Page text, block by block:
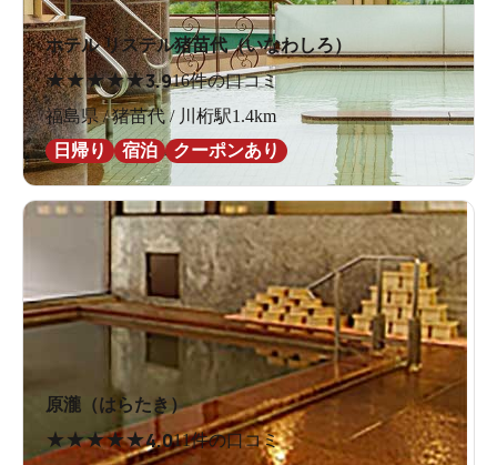
ホテル リステル猪苗代（いなわしろ）
★★★★★3.916件の口コミ
福島県 / 猪苗代 / 川桁駅1.4km
日帰り
宿泊 クーポンあり
原瀧（はらたき）
★★★★★4.011件の口コミ